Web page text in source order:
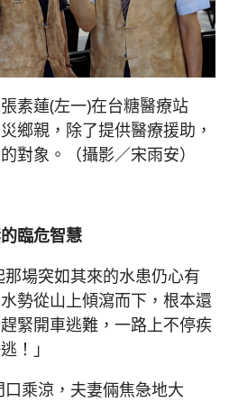
素蓮(左一)在台糖醫療站
鄉親，除了提供醫療援助，
對象。（攝影／宋雨安）
臨危智慧
場突如其來的水患仍心有
勢從山上傾瀉而下，根本還
緊開車逃難，一路上不停疾
！」
乘涼，夫妻倆焦急地大